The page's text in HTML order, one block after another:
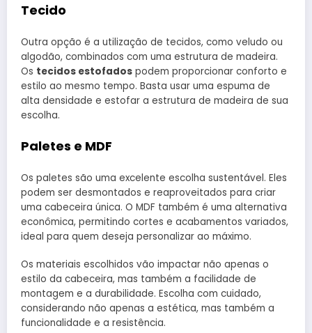
Tecido
Outra opção é a utilização de tecidos, como veludo ou
algodão, combinados com uma estrutura de madeira.
Os tecidos estofados podem proporcionar conforto e
estilo ao mesmo tempo. Basta usar uma espuma de
alta densidade e estofar a estrutura de madeira de sua
escolha.
Paletes e MDF
Os paletes são uma excelente escolha sustentável. Eles
podem ser desmontados e reaproveitados para criar
uma cabeceira única. O MDF também é uma alternativa
econômica, permitindo cortes e acabamentos variados,
ideal para quem deseja personalizar ao máximo.
Os materiais escolhidos vão impactar não apenas o
estilo da cabeceira, mas também a facilidade de
montagem e a durabilidade. Escolha com cuidado,
considerando não apenas a estética, mas também a
funcionalidade e a resistência.